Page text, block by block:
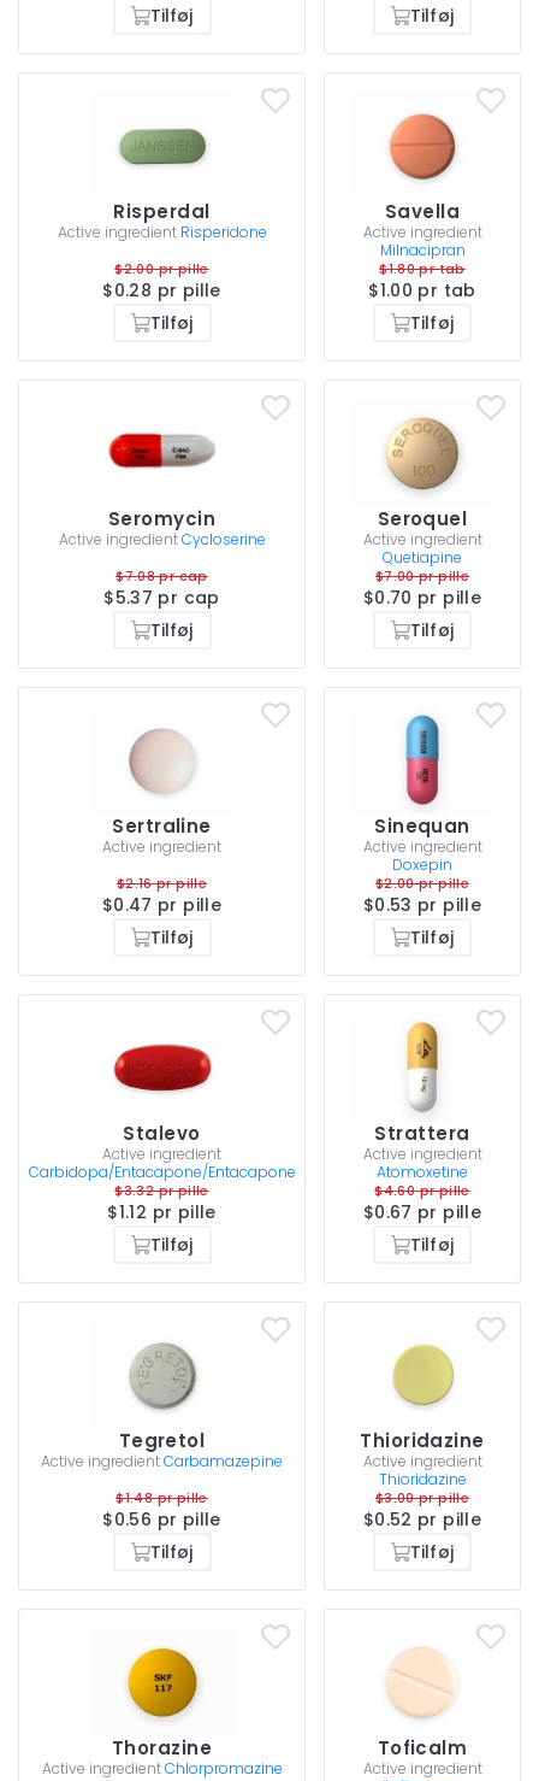
Tilføj Tilføj
Risperdal
Active ingredient Risperidone
$2.00 pr pille
$0.28 pr pille
Tilføj
Savella
Active ingredient
Milnacipran
$1.80 pr tab
$1.00 pr tab
Tilføj
Seromycin
Active ingredient Cycloserine
$7.08 pr cap
$5.37 pr cap
Tilføj
Seroquel
Active ingredient
Quetiapine
$7.00 pr pille
$0.70 pr pille
Tilføj
Sertraline
Active ingredient
$2.16 pr pille
$0.47 pr pille
Tilføj
Sinequan
Active ingredient
Doxepin
$2.00 pr pille
$0.53 pr pille
Tilføj
Stalevo
Active ingredient
Carbidopa/Entacapone/Entacapone
$3.32 pr pille
$1.12 pr pille
Tilføj
Strattera
Active ingredient
Atomoxetine
$4.60 pr pille
$0.67 pr pille
Tilføj
Tegretol
Active ingredientCarbamazepine
$1.48 pr pille
$0.56 pr pille
Tilføj
Thioridazine
Active ingredient
Thioridazine
$3.00 pr pille
$0.52 pr pille
Tilføj
Thorazine
Active ingredient Chlorpromazine
Toficalm
Active ingredient